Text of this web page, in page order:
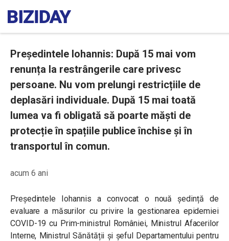
Președintele Iohannis: După 15 mai vom
renunța la restrângerile care privesc
persoane. Nu vom prelungi restricțiile de
deplasări individuale. După 15 mai toată
lumea va fi obligată să poarte măști de
protecție în spațiile publice închise și în
transportul în comun.
acum 6 ani
Președintele Iohannis a convocat o nouă ședință de
evaluare a măsurilor cu privire la gestionarea epidemiei
COVID-19 cu Prim-ministrul României, Ministrul Afacerilor
Interne, Ministrul Sănătății și șeful Departamentului pentru